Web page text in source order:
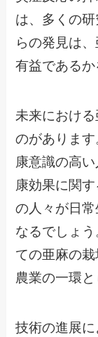
は、多くの
らの発見は
有益であるか
未来におけ
のがありま
康意識の高
康効果に関
の人々が日
なるでしょ
ての亜麻の
農業の一環
技術の進展